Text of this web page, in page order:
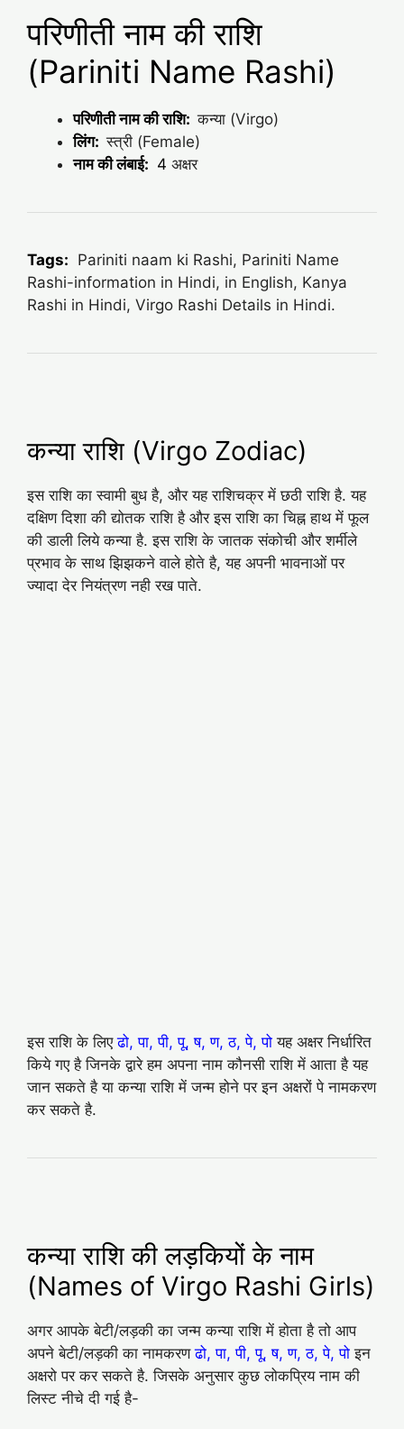
परिणीती नाम की राशि
(Pariniti Name Rashi)
परिणीती नाम की राशि:कन्या (Virgo)
लिंग:स्त्री (Female)
नाम की लंबाई: 4 अक्षर
Tags: Pariniti naam ki Rashi, Pariniti Name
Rashi-information in Hindi, in English, Kanya
Rashi in Hindi, Virgo Rashi Details in Hindi.
कन्या राशि (Virgo Zodiac)
इस राशि का स्वामी बुध है, और यह राशिचक्र में छठी राशि है. यह
दक्षिण दिशा की द्योतक राशि है और इस राशि का चिह्न हाथ में फूल
की डाली लिये कन्या है. इस राशि के जातक संकोची और शर्मीले
प्रभाव के साथ झिझकने वाले होते है, यह अपनी भावनाओं पर
ज्यादा देर नियंत्रण नही रख पाते.
इस राशि के लिएढो, पा, पी, पू, ष, ण, ठ, पे, पो यह अक्षर निर्धारित
किये गए है जिनके द्वारे हम अपना नाम कौनसी राशि में आता है यह
जान सकते है या कन्या राशि में जन्म होने पर इन अक्षरों पे नामकरण
कर सकते है.
कन्या राशि की लड़कियों के नाम
(Names of Virgo Rashi Girls)
अगर आपके बेटी/लड़की का जन्म कन्या राशि में होता है तो आप
अपने बेटी/लड़की का नामकरणढो, पा, पी, पू, ष, ण, ठ, पे, पो इन
अक्षरो पर कर सकते है. जिसके अनुसार कुछ लोकप्रिय नाम की
लिस्ट नीचे दी गई है-